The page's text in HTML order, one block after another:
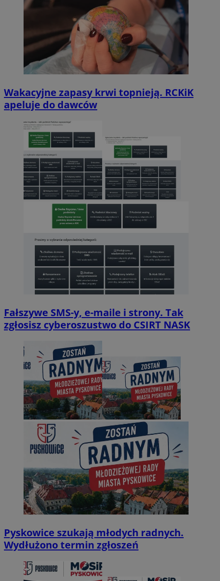
Wakacyjne zapasy krwi topnieją. RCKiK
apeluje do dawców
Fałszywe SMS-y, e-maile i strony. Tak
zgłosisz cyberoszustwo do CSIRT NASK
Pyskowice szukają młodych radnych.
Wydłużono termin zgłoszeń